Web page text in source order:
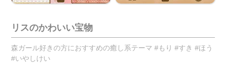
リスのかわいい宝物
森ガール好きの方におすすめの癒し系テーマ #もり #すき #ほう
#いやしけい